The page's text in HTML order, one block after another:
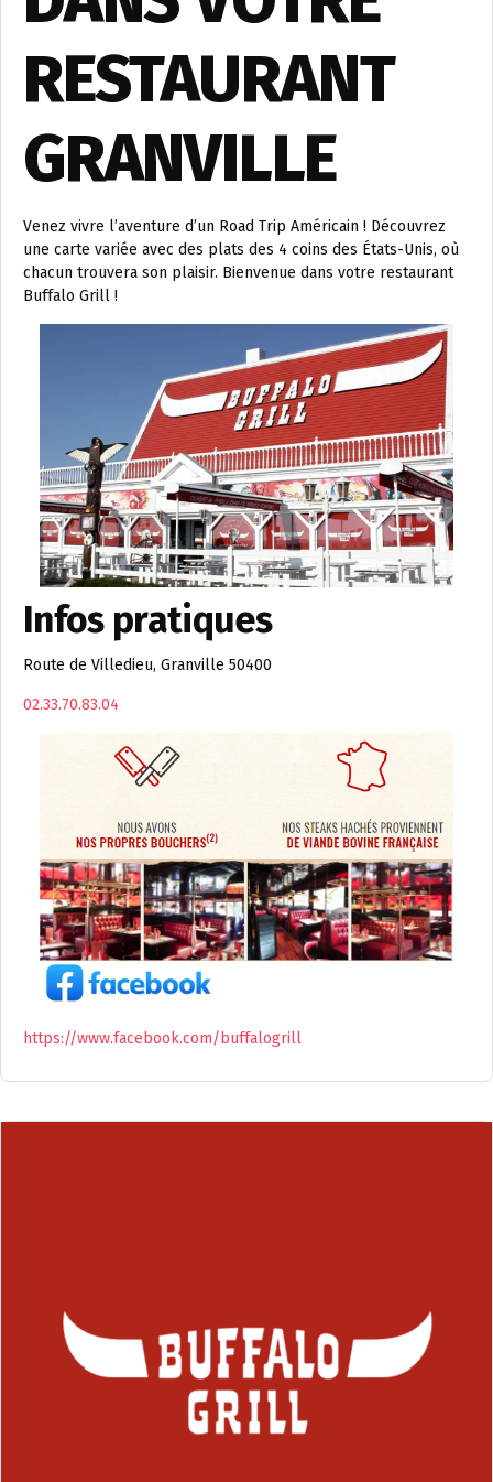
RESTAURANT
GRANVILLE
Venez vivre l’aventure d’un Road Trip Américain ! Découvrez
une carte variée avec des plats des 4 coins des États-Unis, où
chacun trouvera son plaisir. Bienvenue dans votre restaurant
Buffalo Grill !
Infos pratiques
Route de Villedieu, Granville 50400
02.33.70.83.04
https://www.facebook.com/buffalogrill